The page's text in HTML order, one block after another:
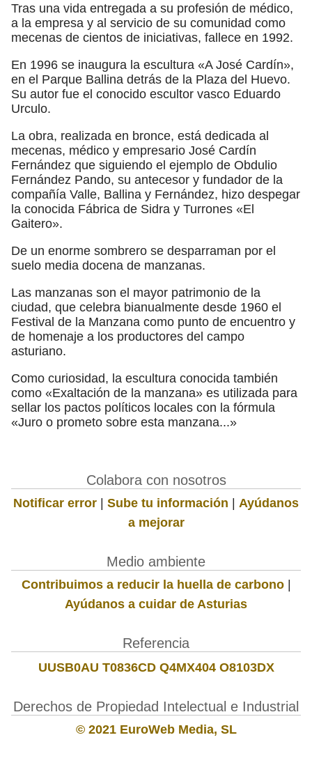
Tras una vida entregada a su profesión de médico,
a la empresa y al servicio de su comunidad como
mecenas de cientos de iniciativas, fallece en 1992.
En 1996 se inaugura la escultura «A José Cardín»,
en el Parque Ballina detrás de la Plaza del Huevo.
Su autor fue el conocido escultor vasco Eduardo
Urculo.
La obra, realizada en bronce, está dedicada al
mecenas, médico y empresario José Cardín
Fernández que siguiendo el ejemplo de Obdulio
Fernández Pando, su antecesor y fundador de la
compañía Valle, Ballina y Fernández, hizo despegar
la conocida Fábrica de Sidra y Turrones «El
Gaitero».
De un enorme sombrero se desparraman por el
suelo media docena de manzanas.
Las manzanas son el mayor patrimonio de la
ciudad, que celebra bianualmente desde 1960 el
Festival de la Manzana como punto de encuentro y
de homenaje a los productores del campo
asturiano.
Como curiosidad, la escultura conocida también
como «Exaltación de la manzana» es utilizada para
sellar los pactos políticos locales con la fórmula
«Juro o prometo sobre esta manzana...»
Colabora con nosotros
Notificar error | Sube tu información | Ayúdanos
a mejorar
Medio ambiente
Contribuimos a reducir la huella de carbono|
Ayúdanos a cuidar de Asturias
Referencia
UUSB0AU T0836CD Q4MX404 O8103DX
Derechos de Propiedad Intelectual e Industrial
© 2021 EuroWeb Media, SL